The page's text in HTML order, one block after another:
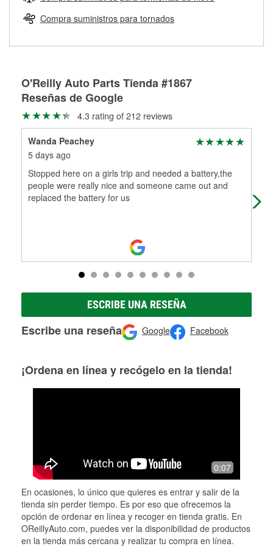
Herramientas de O'Reilly
pueden ser reutilizados, podemos ayudarte a encontrar las
partes de reemplazo correctas para tu reparación.
Rectificación de tambores y discos de freno
Compra suministros para tornados
O'Reilly Auto Parts Tienda #1867
Reseñas de Google
4.3 rating of 212 reviews
Wanda Peachey
5 days ago
Stopped here on a girls trip and needed a battery,the
people were really nice and someone came out and
replaced the battery for us
ESCRIBE UNA RESEÑA
Escribe una reseña Google Facebook
¡Ordena en línea y recógelo en la tienda!
0:07
En ocasiones, lo único que quieres es entrar y salir de la
tienda sin perder tiempo. Es por eso que ofrecemos la
opción de ordenar en línea y recoger en tienda gratis. En
OReillyAuto.com, puedes ver la disponibilidad de productos
en la tienda más cercana y realizar tu compra en línea.